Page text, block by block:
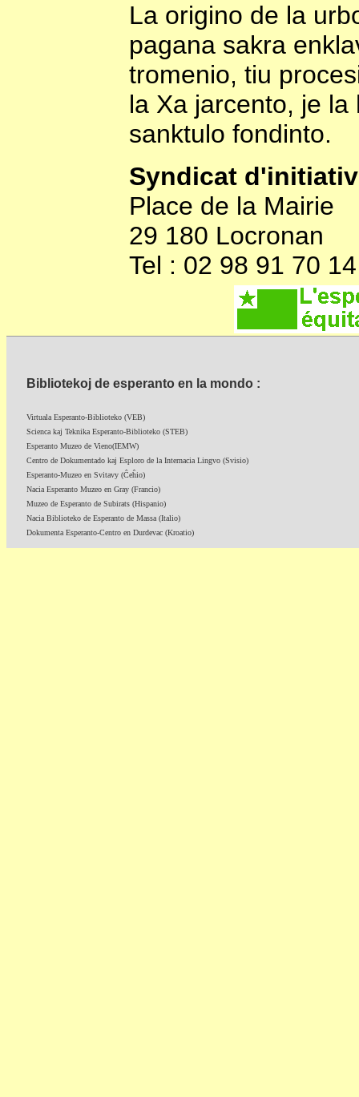
La origino de la
pagana sakra
tromenio, tiu
la Xa jarcento, je
sanktulo fondinto.
Syndicat
Place de la Mairie
29 180 Locronan
Tel : 02 98 91 70 14
Bibliotekoj de esperanto en la mondo :
Virtuala Esperanto-Biblioteko (VEB)
Scienca kaj Teknika Esperanto-Biblioteko (STEB)
Esperanto Muzeo de Vieno(IEMW)
Centro de Dokumentado kaj Esploro de la Internacia Lingvo (Svisio)
Esperanto-Muzeo en Svitavy (Ĉeĥio)
Nacia Esperanto Muzeo en Gray (Francio)
Muzeo de Esperanto de Subirats (Hispanio)
Nacia Biblioteko de Esperanto de Massa (Italio)
Dokumenta Esperanto-Centro en Durdevac (Kroatio)